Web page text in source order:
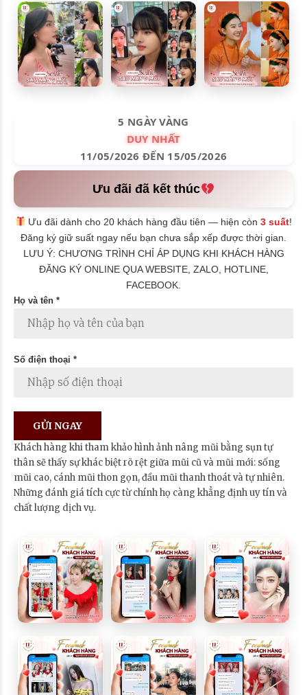
5 NGÀY VÀNG
DUY NHẤT
11/05/2026 ĐẾN 15/05/2026
Ưu đãi đã kết thúc
Ưu đãi dành cho 20 khách hàng đầu tiên — hiện còn3 suất!
Đăng ký giữ suất ngay nếu bạn chưa sắp xếp được thời gian.
LƯU Ý: CHƯƠNG TRÌNH CHỈ ÁP DỤNG KHI KHÁCH HÀNG
ĐĂNG KÝ ONLINE QUA WEBSITE, ZALO, HOTLINE,
FACEBOOK.
Họ và tên *
Số điện thoại *
Khách hàng khi tham khảo hình ảnh nâng mũi bằng sụn tự
thân sẽ thấy sự khác biệt rõ rệt giữa mũi cũ và mũi mới: sống
mũi cao, cánh mũi thon gọn, đầu mũi thanh thoát và tự nhiên.
Những đánh giá tích cực từ chính họ càng khẳng định uy tín và
chất lượng dịch vụ.